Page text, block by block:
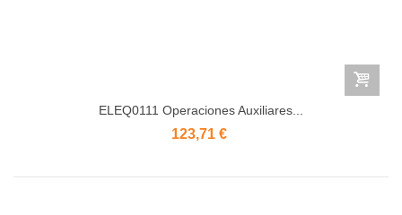
ELEQ0111 Operaciones Auxiliares...
123,71 €